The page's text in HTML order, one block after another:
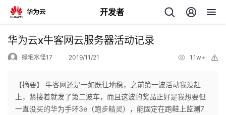
开发者
返
华为云x牛客网云服务器活动记录
绿毛水怪17 2019/11/21 1.1w+
【摘要】 牛客网还是一如既往地稳，之前第一波活动我没赶
上，紧接着就发了第二波车，而且这波的奖品正好是我想要但
一直没买的华为手环3e（跑步精灵），能固定在跑鞋上监测7